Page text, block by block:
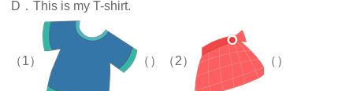
D．This is my T-shirt.
（1） （）（2） （）